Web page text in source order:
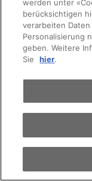
Angebote
Angebote
werden unter
berücksichtigen
verarbeiten
Personalisierung
geben. Weitere
Sie
hier.